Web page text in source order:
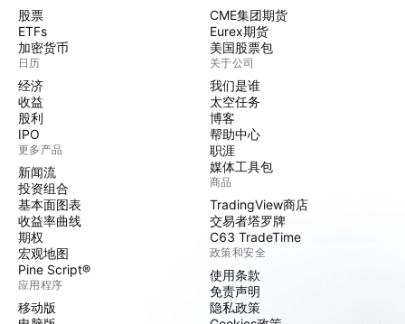
股票
ETFs
加密货币
日历
经济
收益
股利
IPO
更多产品
新闻流
投资组合
基本面图表
收益率曲线
期权
宏观地图
Pine Script®
应用程序
移动版
CME集团期货
Eurex期货
美国股票包
关于公司
我们是谁
太空任务
博客
帮助中心
职涯
媒体工具包
商品
TradingView商店
交易者塔罗牌
C63 TradeTime
政策和安全
使用条款
免责声明
隐私政策